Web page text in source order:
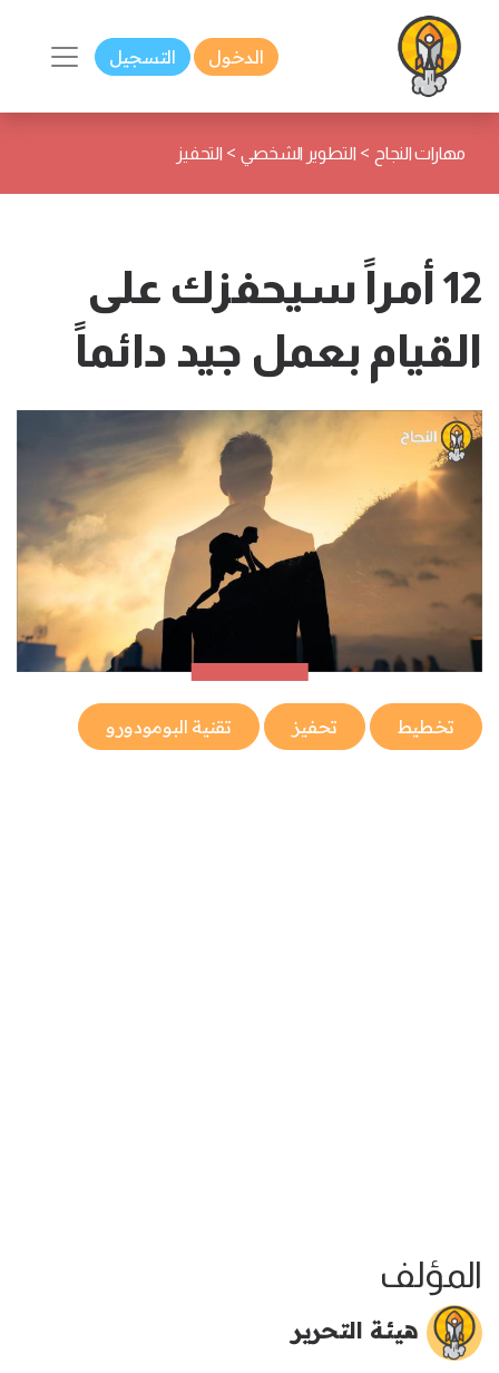
الدخول التسجيل
مهارات النجاح > التطوير الشخصي > التحفيز
12 أمراً سيحفزك على
القيام بعمل جيد دائماً
تخطيط تحفيز تقنية البومودورو
المؤلف
هيئة التحرير